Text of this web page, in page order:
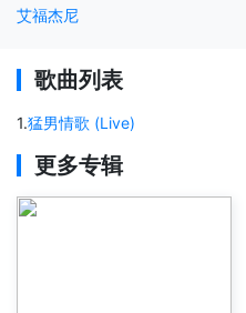
艾福杰尼
歌曲列表
1.猛男情歌 (Live)
更多专辑